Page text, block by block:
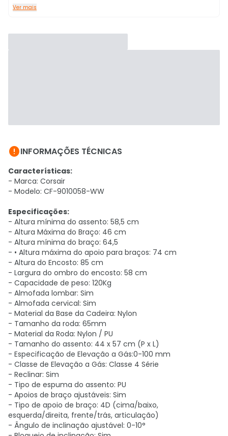
Ver mais
INFORMAÇÕES TÉCNICAS
Características:
- Marca: Corsair
- Modelo: CF-9010058-WW
Especificações:
- Altura mínima do assento: 58,5 cm
- Altura Máxima do Braço: 46 cm
- Altura mínima do braço: 64,5
- • Altura máxima do apoio para braços: 74 cm
- Altura do Encosto: 85 cm
- Largura do ombro do encosto: 58 cm
- Capacidade de peso: 120Kg
- Almofada lombar: Sim
- Almofada cervical: Sim
- Material da Base da Cadeira: Nylon
- Tamanho da roda: 65mm
- Material da Roda: Nylon / PU
- Tamanho do assento: 44 x 57 cm (P x L)
- Especificação de Elevação a Gás:0-100 mm
- Classe de Elevação a Gás: Classe 4 Série
- Reclinar: Sim
- Tipo de espuma do assento: PU
- Apoios de braço ajustáveis: Sim
- Tipo de apoio de braço: 4D (cima/baixo,
esquerda/direita, frente/trás, articulação)
- Ângulo de inclinação ajustável: 0-10°